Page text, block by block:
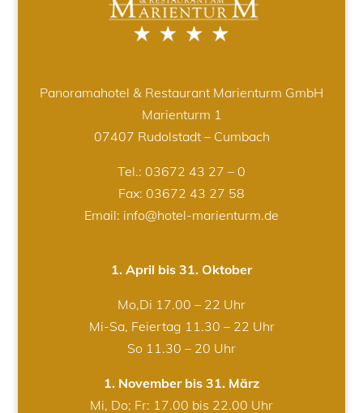
Panoramahotel & Restaurant Marienturm GmbH
Marienturm 1
07407 Rudolstadt – Cumbach
Tel.: 03672 43 27 – 0
Fax: 03672 43 27 58
Email: info@hotel-marienturm.de
1. April bis 31. Oktober
Mo,Di 17.00 – 22 Uhr
Mi-Sa, Feiertag 11.30 – 22 Uhr
So 11.30 – 20 Uhr
1. November bis 31. März
Mi, Do; Fr: 17.00 bis 22.00 Uhr